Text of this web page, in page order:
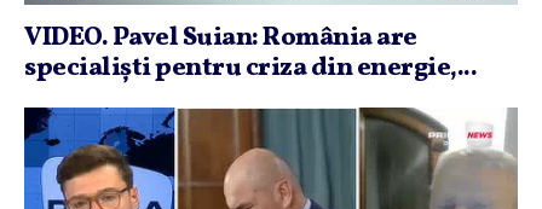
VIDEO. Pavel Suian: România are
specialişti pentru criza din energie,...